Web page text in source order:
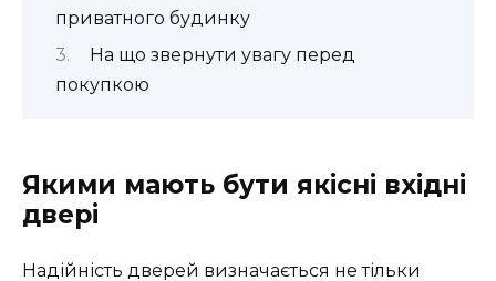
приватного будинку
На що звернути увагу перед
покупкою
Якими мають бути якісні вхідні
двері
Надійність дверей визначається не тільки